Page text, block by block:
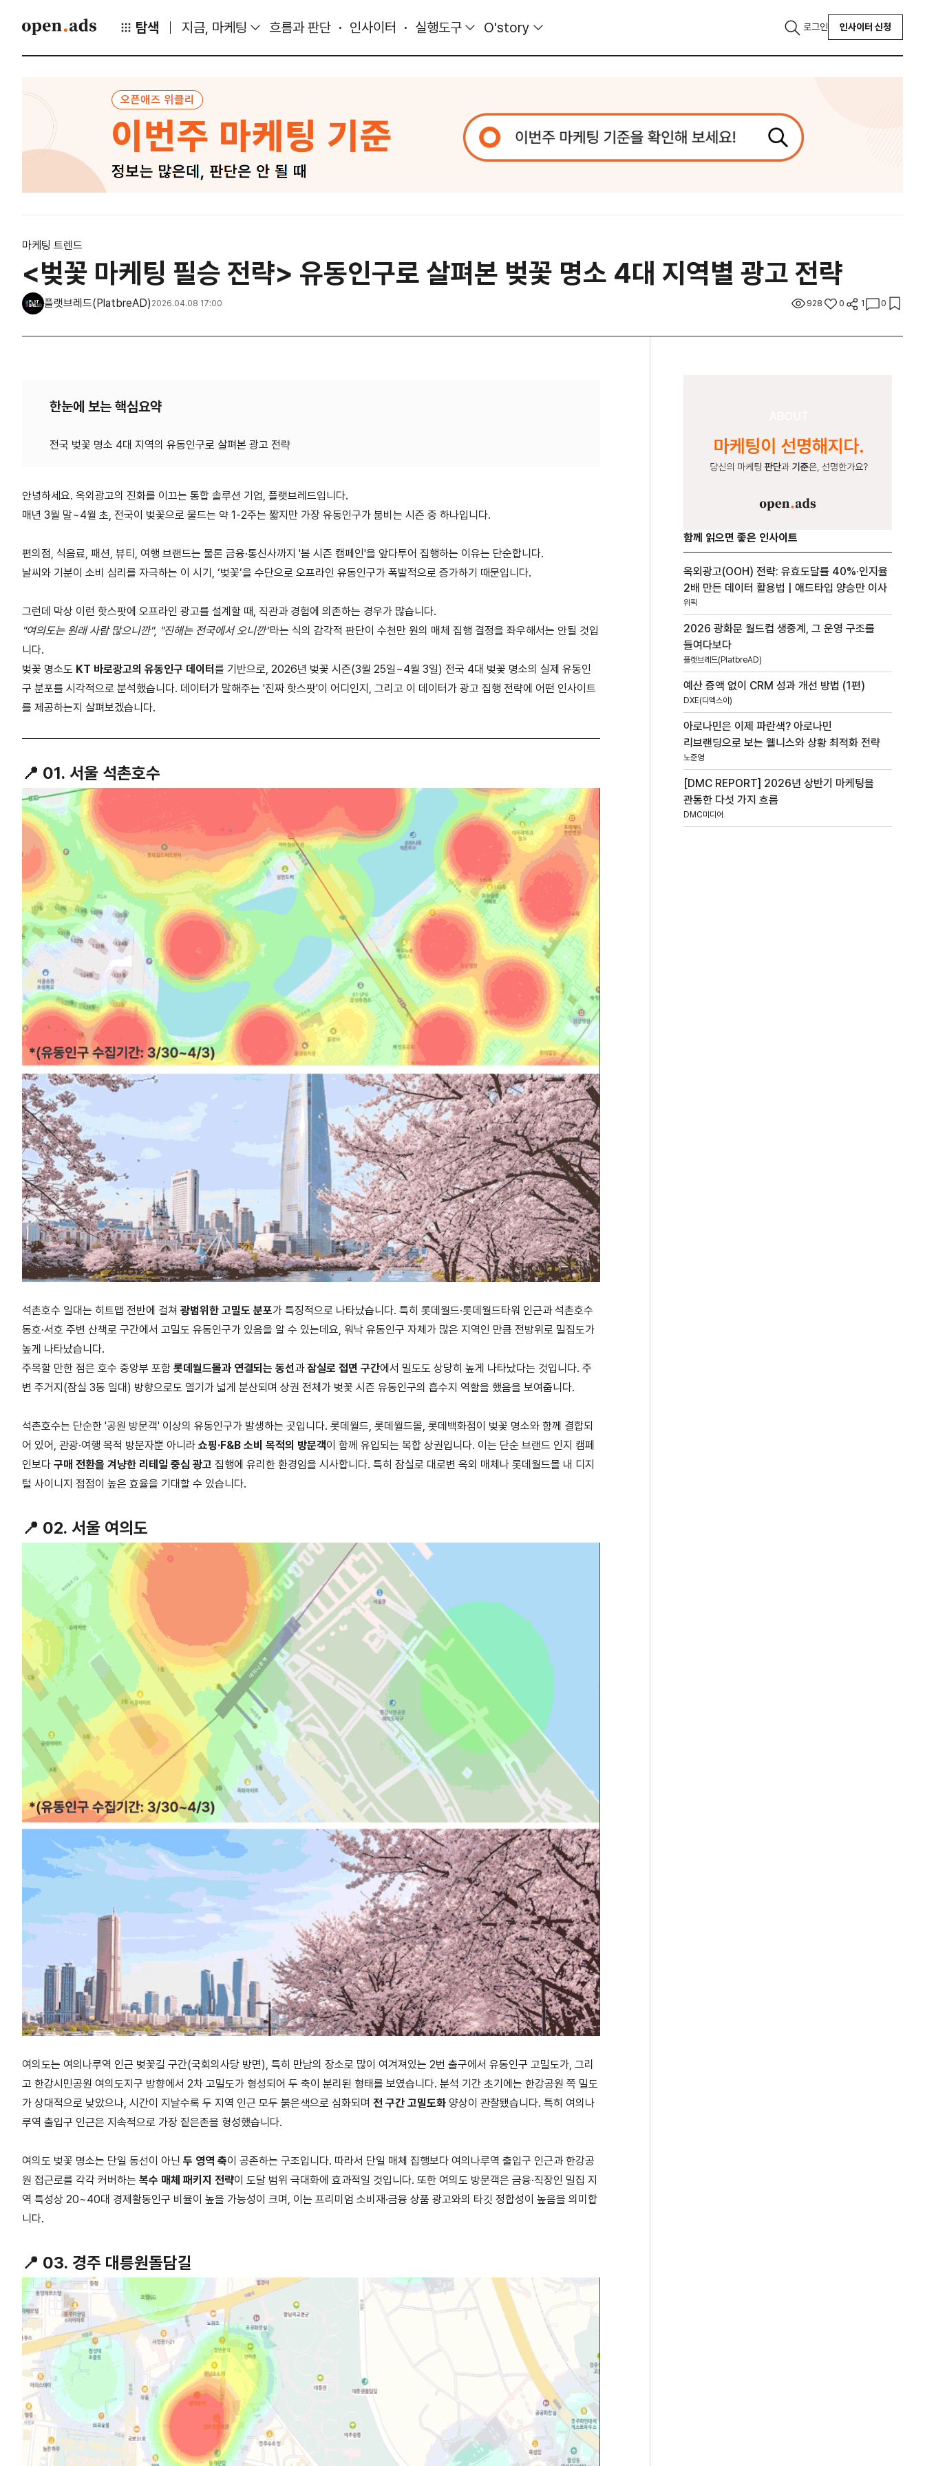
탐색 지금, 마케팅 흐름과 판단 인사이터 실행도구 O'story 로그인 인사이터 신청
마케팅 트렌드
<벚꽃 마케팅 필승 전략> 유동인구로 살펴본 벚꽃 명소 4대 지역별 광고 전략
플랫브레드(PlatbreAD) 2026.04.08 17:00 928 0 1 0
한눈에 보는 핵심요약
안녕하세요. 옥외광고의 진화를 이끄는 통합 솔루션 기업, 플랫브레드입니다.
매년 3월 말~4월 초, 전국이 벚꽃으로 물드는 약 1-2주는 짧지만 가장 유동인구가 붐비는 시즌 중 하나입니다.
편의점, 식음료, 패션, 뷰티 , 여행 브랜드는 물론 금융·통신사까지 '봄 시즌 캠페인'을 앞다투어 집행하는 이유는 단순합니다.
날씨와 기분이 소비 심리를 자극하는 이 시기 , ‘벚꽃’을 수단으로 오프라인 유동인구가 폭발적으로 증가하기 때문입니다.
그런데 막상 이런 핫스팟에 오프라인 광고를 설계할 때, 직관과 경험에 의존하는 경우가 많습니다.
"여의도는 원래 사람 많으니깐", "진해는 전국에서 오니깐"라는 식의 감각적 판단이 수천만 원의 매체 집행 결정을 좌우해서는 안될 것입
니다.
벚꽃 명소도 KT 바로광고의 유동인구 데이터 를 기반으로, 2026년 벚꽃 시즌(3월 25일 ~4월 3일) 전국 4대 벚꽃 명소의 실제 유동인
구 분포를 시각적으로 분석했습니다. 데이터가 말해주는 '진짜 핫스팟'이 어디인지 , 그리고 이 데이터가 광고 집행 전략에 어떤 인사이트
를 제공하는지 살펴보겠습니다.
📍 01. 서울 석촌호수
석촌호수 일대는 히트맵 전반에 걸쳐 광범위한 고밀도 분포가 특징적으로 나타났습니다. 특히 롯데월드·롯데월드타워 인근과 석촌호수
동호·서호 주변 산책로 구간에서 고밀도 유동인구가 있음을 알 수 있는데요 워낙 유동인구 자체가 많은 지역인 만큼 전방위로 밀집도가
높게 나타났습니다.
주목할 만한 점은 호수 중앙부 포함 롯데월드몰과 연결되는 동선과잠실로 접면 구간에서 밀도도 상당히 높게 나타났다는 것입니다. 주
변 주거지 (잠실 3동 일대 ) 방향으로도 열기가 넓게 분산되며 상권 전체가 벚꽃 시즌 유동인구의 흡수지 역할을 했음을 보여줍니다.
석촌호수는 단순한 '공원 방문객' 이상의 유동인구가 발생하는 곳입니다. 롯데월드 롯데월드몰 롯데백화점이 벚꽃 명소와 함께 결합되
어 있어 관광·여행 목적 방문자뿐 아니라 쇼핑·F&B 소비 목적의 방문객이 함께 유입되는 복합 상권입니다. 이는 단순 브랜드 인지 캠페
인보다 구매 전환을 겨냥한 리테일 중심 광고 집행에 유리한 환경임을 시사합니다. 특히 잠실로 대로변 옥외 매체나 롯데월드몰 내 디지
털 사이니지 접점이 높은 효율을 기대할 수 있습니다.
📍 02. 서울 여의도
여의도는 여의나루역 인근 벚꽃길 구간(국회의사당 방면), 특히 만남의 장소로 많이 여겨져있는 2번 출구에서 유동인구 고밀도가, 그리
고 한강시민공원 여의도지구 방향에서 2차 고밀도가 형성되어 두 축이 분리된 형태를 보였습니다. 분석 기간 초기에는 한강공원 쪽 밀도
가 상대적으로 낮았으나, 시간이 지날수록 두 지역 인근 모두 붉은색으로 심화되며 전 구간 고밀도화 양상이 관찰됐습니다. 특히 여의나
루역 출입구 인근은 지속적으로 가장 짙은존을 형성했습니다.
여의도 벚꽃 명소는 단일 동선이 아닌 두 영역 축이 공존하는 구조입니다. 따라서 단일 매체 집행보다 여의나루역 출입구 인근과 한강공
원 접근로를 각각 커버하는 복수 매체 패키지 전략이 도달 범위 극대화에 효과적일 것입니다. 또한 여의도 방문객은 금융·직장인 밀집 지
역 특성상 20~40대 경제활동인구 비율이 높을 가능성이 크며 , 이는 프리미엄 소비재·금융 상품 광고와의 타깃 정합성이 높음을 의미합
니다.
📍 03. 경주 대릉원돌담길
함께 읽으면 좋은 인사이트
옥외광고(OOH) 전략: 유효도달률 40%·인지율
2배 만든 데이터 활용법 | 애드타입 양승만 이사
위픽
2026 광화문 월드컵 생중계, 그 운영 구조를
들여다보다
플랫브레드(PlatbreAD)
예산 증액 없이 CRM 성과 개선 방법 (1편)
DXE(디엑스이)
아로나민은 이제 파란색? 아로나민
리브랜딩으로 보는 웰니스와 상황 최적화 전략
노준영
[DMC REPORT] 2026년 상반기 마케팅을
관통한 다섯 가지 흐름
DMC미디어